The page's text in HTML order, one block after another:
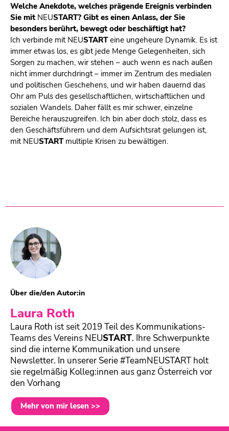
Welche Anekdote, welches prägende Ereignis verbinden
Sie mit NEUSTART? Gibt es einen Anlass, der Sie
besonders berührt, bewegt oder beschäftigt hat?
Ich verbinde mit NEUSTARTeine ungeheure Dynamik. Es ist
immer etwas los, es gibt jede Menge Gelegenheiten, sich
Sorgen zu machen, wir stehen – auch wenn es nach außen
nicht immer durchdringt – immer im Zentrum des medialen
und politischen Geschehens, und wir haben dauernd das
Ohr am Puls des gesellschaftlichen, wirtschaftlichen und
sozialen Wandels. Daher fällt es mir schwer, einzelne
Bereiche herauszugreifen. Ich bin aber doch stolz, dass es
den Geschäftsführern und dem Aufsichtsrat gelungen ist,
mit NEUSTARTmultiple Krisen zu bewältigen.
Über die/den Autor:in
Laura Roth
Laura Roth ist seit 2019 Teil des Kommunikations-
Teams des Vereins NEUSTART. Ihre Schwerpunkte
sind die interne Kommunikation und unsere
Newsletter. In unserer Serie #TeamNEUSTART holt
sie regelmäßig Kolleg:innen aus ganz Österreich vor
den Vorhang
Mehr von mir lesen >>